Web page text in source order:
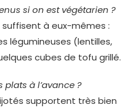
si on est végétarien ?
suffisent à eux-mêmes :
légumineuses (lentilles,
cubes de tofu grillé.
à l’avance ?
supportent très bien